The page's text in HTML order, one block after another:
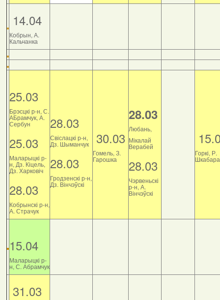
14.04
Кобрын, А.
Кальчанка
25.03
Брэсцкі р-н, С.
АБрамчук, А.
Сербун
25.03
Маларыцкі р-
н, Дз. Кіцель,
Дз. Харковіч
28.03
Кобрынскі р-н,
А. Страчук
28.03
Свіслацкі р-н,
Дз. Шыманчук
28.03
Гродзенскі р-н,
Дз. Вінчэўскі
30.03
Гомель, З.
Гарошка
28.03
Любань,
Мікалай
Верабей
28.03
Чэрвеньскі
р-н, А.
Вінчэўскі
Горкі, Р.
Шкабара
15.04
Маларыцкі р-
н, С. Абрамчук
31.03